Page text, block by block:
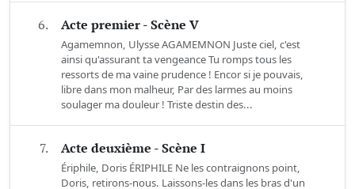
6. Acte premier - Scène V
Agamemnon, Ulysse AGAMEMNON Juste ciel, c'est
ainsi qu'assurant ta vengeance Tu romps tous les
ressorts de ma vaine prudence ! Encor si je pouvais,
libre dans mon malheur, Par des larmes au moins
soulager ma douleur ! Triste destin des...
7. Acte deuxième - Scène I
Ériphile, Doris ÉRIPHILE Ne les contraignons point,
Doris, retirons-nous. Laissons-les dans les bras d'un